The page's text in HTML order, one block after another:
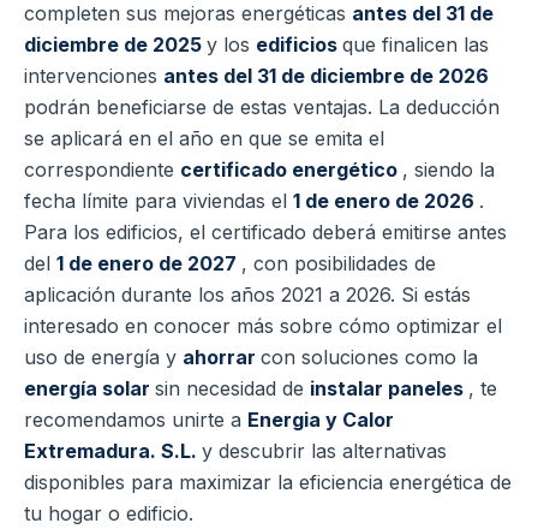
completen sus mejoras energéticas antes del 31 de
diciembre de 2025 y los edificios que finalicen las
intervenciones antes del 31 de diciembre de 2026
podrán beneficiarse de estas ventajas. La deducción
se aplicará en el año en que se emita el
correspondiente certificado energético , siendo la
fecha límite para viviendas el 1 de enero de 2026 .
Para los edificios, el certificado deberá emitirse antes
del 1 de enero de 2027 , con posibilidades de
aplicación durante los años 2021 a 2026. Si estás
interesado en conocer más sobre cómo optimizar el
uso de energía y ahorrar con soluciones como la
energía solar sin necesidad de instalar paneles , te
recomendamos unirte a Energia y Calor
Extremadura. S.L. y descubrir las alternativas
disponibles para maximizar la eficiencia energética de
tu hogar o edificio.